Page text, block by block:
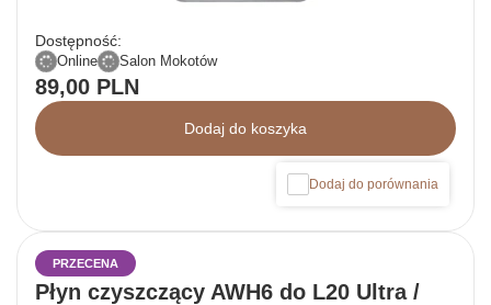
Dostępność:
Online Salon Mokotów
89,00 PLN
Dodaj do koszyka
Dodaj do porównania
PRZECENA
Płyn czyszczący AWH6 do L20 Ultra /